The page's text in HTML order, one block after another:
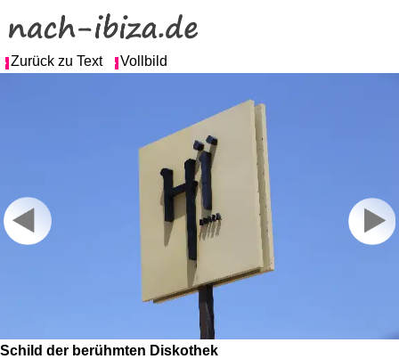
Zurück zu Text Vollbild
Schild der berühmten Diskothek